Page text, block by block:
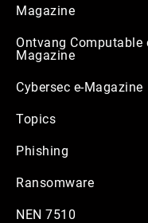
Magazine
Ontvang Computable
Magazine
Cybersec e-Magazine
Topics
Phishing
Ransomware
NEN 7510